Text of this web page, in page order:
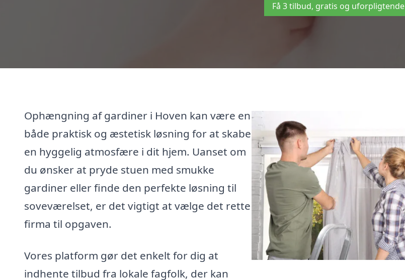
Få 3 tilbud, gratis og uforpligtende
Ophængning af gardiner i Hoven kan være en
både praktisk og æstetisk løsning for at skabe
en hyggelig atmosfære i dit hjem. Uanset om
du ønsker at pryde stuen med smukke
gardiner eller finde den perfekte løsning til
soveværelset, er det vigtigt at vælge det rette
firma til opgaven.
Vores platform gør det enkelt for dig at
indhente tilbud fra lokale fagfolk, der kan